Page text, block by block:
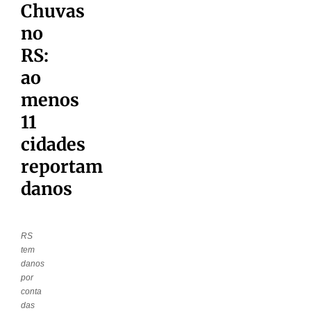
Chuvas
no
RS:
ao
menos
11
cidades
reportam
danos
RS
tem
danos
por
conta
das